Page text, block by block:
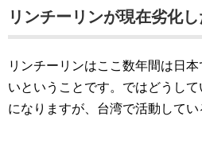
リンチーリンが現在劣化
リンチーリンはここ数年間は日
いということです。ではどうし
になりますが、台湾で活動してい